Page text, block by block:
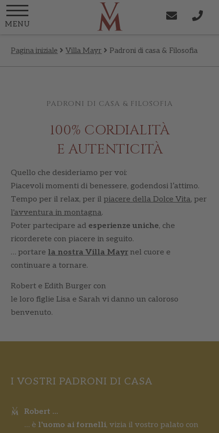
MENU
Pagina iniziale Villa Mayr Padroni di casa & Filosofia
PADRONI DI CASA & FILOSOFIA
100% CORDIALITÀ
E AUTENTICITÀ
Quello che desideriamo per voi:
Piacevoli momenti di benessere, godendosi l’attimo.
Tempo per il relax, per ilpiacere della Dolce Vita, per
l'avventura in montagna.
Poter partecipare adesperienze uniche, che
ricorderete con piacere in seguito.
… portare la nostra Villa Mayr nel cuore e
continuare a tornare.
Robert e Edith Burger con
le loro figlie Lisa e Sarah vi danno un caloroso
benvenuto.
I VOSTRI PADRONI DI CASA
Robert ...
… è l'uomo ai fornelli, vizia il vostro palato con